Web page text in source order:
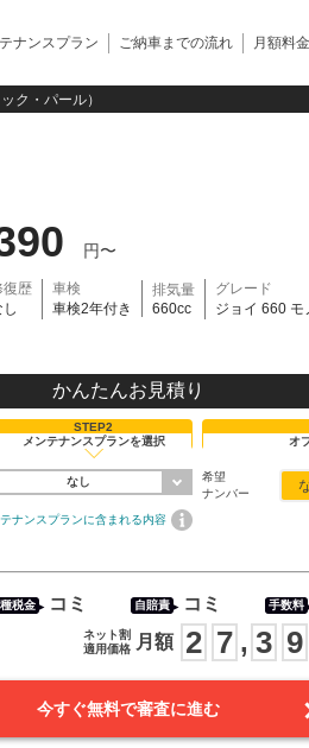
ナンスプラン ご納車までの流れ 月額料
ク・パール）
円〜
復歴
車検
車検2年付き
排気量
660cc
グレード
ジョイ 660 モ
かんたんお見積り
STEP2
メンテナンスプランを選択
なし
ナンスプランに含まれる内容
オ
希望
ナンバー
税金 コミ 自賠責 コミ 手数料
ネット割
適用価格
月額 2 7 , 3 9
今すぐ無料で審査に進む